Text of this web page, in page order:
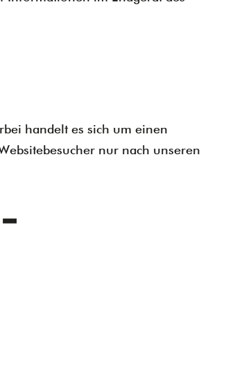
handelt es sich um einen
nur nach unseren